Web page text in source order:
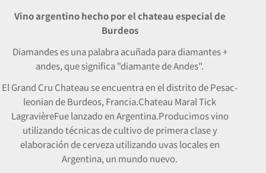
Vino argentino hecho por el chateau especial de
Burdeos
Diamandes es una palabra acuñada para diamantes +
andes, que significa "diamante de Andes".
El Grand Cru Chateau se encuentra en el distrito de Pesac-
leonian de Burdeos, Francia.Chateau Maral Tick
LagravièreFue lanzado en Argentina.Producimos vino
utilizando técnicas de cultivo de primera clase y
elaboración de cerveza utilizando uvas locales en
Argentina, un mundo nuevo.